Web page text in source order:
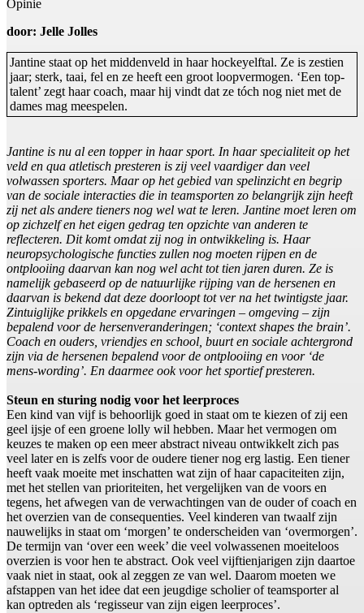
Opinie
door: Jelle Jolles
Jantine staat op het middenveld in haar hockeyelftal. Ze is zestien
jaar; sterk, taai, fel en ze heeft een groot loopvermogen. ‘Een top-
talent’ zegt haar coach, maar hij vindt dat ze tóch nog niet met de
dames mag meespelen.
Jantine is nu al een topper in haar sport. In haar specialiteit op het
veld en qua atletisch presteren is zij veel vaardiger dan veel
volwassen sporters. Maar op het gebied van spelinzicht en begrip
van de sociale interacties die in teamsporten zo belangrijk zijn heeft
zij net als andere tieners nog wel wat te leren. Jantine moet leren om
op zichzelf en het eigen gedrag ten opzichte van anderen te
reflecteren. Dit komt omdat zij nog in ontwikkeling is. Haar
neuropsychologische functies zullen nog moeten rijpen en de
ontplooiing daarvan kan nog wel acht tot tien jaren duren. Ze is
namelijk gebaseerd op de natuurlijke rijping van de hersenen en
daarvan is bekend dat deze doorloopt tot ver na het twintigste jaar.
Zintuiglijke prikkels en opgedane ervaringen – omgeving – zijn
bepalend voor de hersenveranderingen; ‘context shapes the brain’.
Coach en ouders, vriendjes en school, buurt en sociale achtergrond
zijn via de hersenen bepalend voor de ontplooiing en voor ‘de
mens-wording’. En daarmee ook voor het sportief presteren.
Steun en sturing nodig voor het leerproces
Een kind van vijf is behoorlijk goed in staat om te kiezen of zij een
geel ijsje of een groene lolly wil hebben. Maar het vermogen om
keuzes te maken op een meer abstract niveau ontwikkelt zich pas
veel later en is zelfs voor de oudere tiener nog erg lastig. Een tiener
heeft vaak moeite met inschatten wat zijn of haar capaciteiten zijn,
met het stellen van prioriteiten, het vergelijken van de voors en
tegens, het afwegen van de verwachtingen van de ouder of coach en
het overzien van de consequenties. Veel kinderen van twaalf zijn
nauwelijks in staat om ‘morgen’ te onderscheiden van ‘overmorgen’.
De termijn van ‘over een week’ die veel volwassenen moeiteloos
overzien is voor hen te abstract. Ook veel vijftienjarigen zijn daartoe
vaak niet in staat, ook al zeggen ze van wel. Daarom moeten we
afstappen van het idee dat een jeugdige scholier of teamsporter al
kan optreden als ‘regisseur van zijn eigen leerproces’.